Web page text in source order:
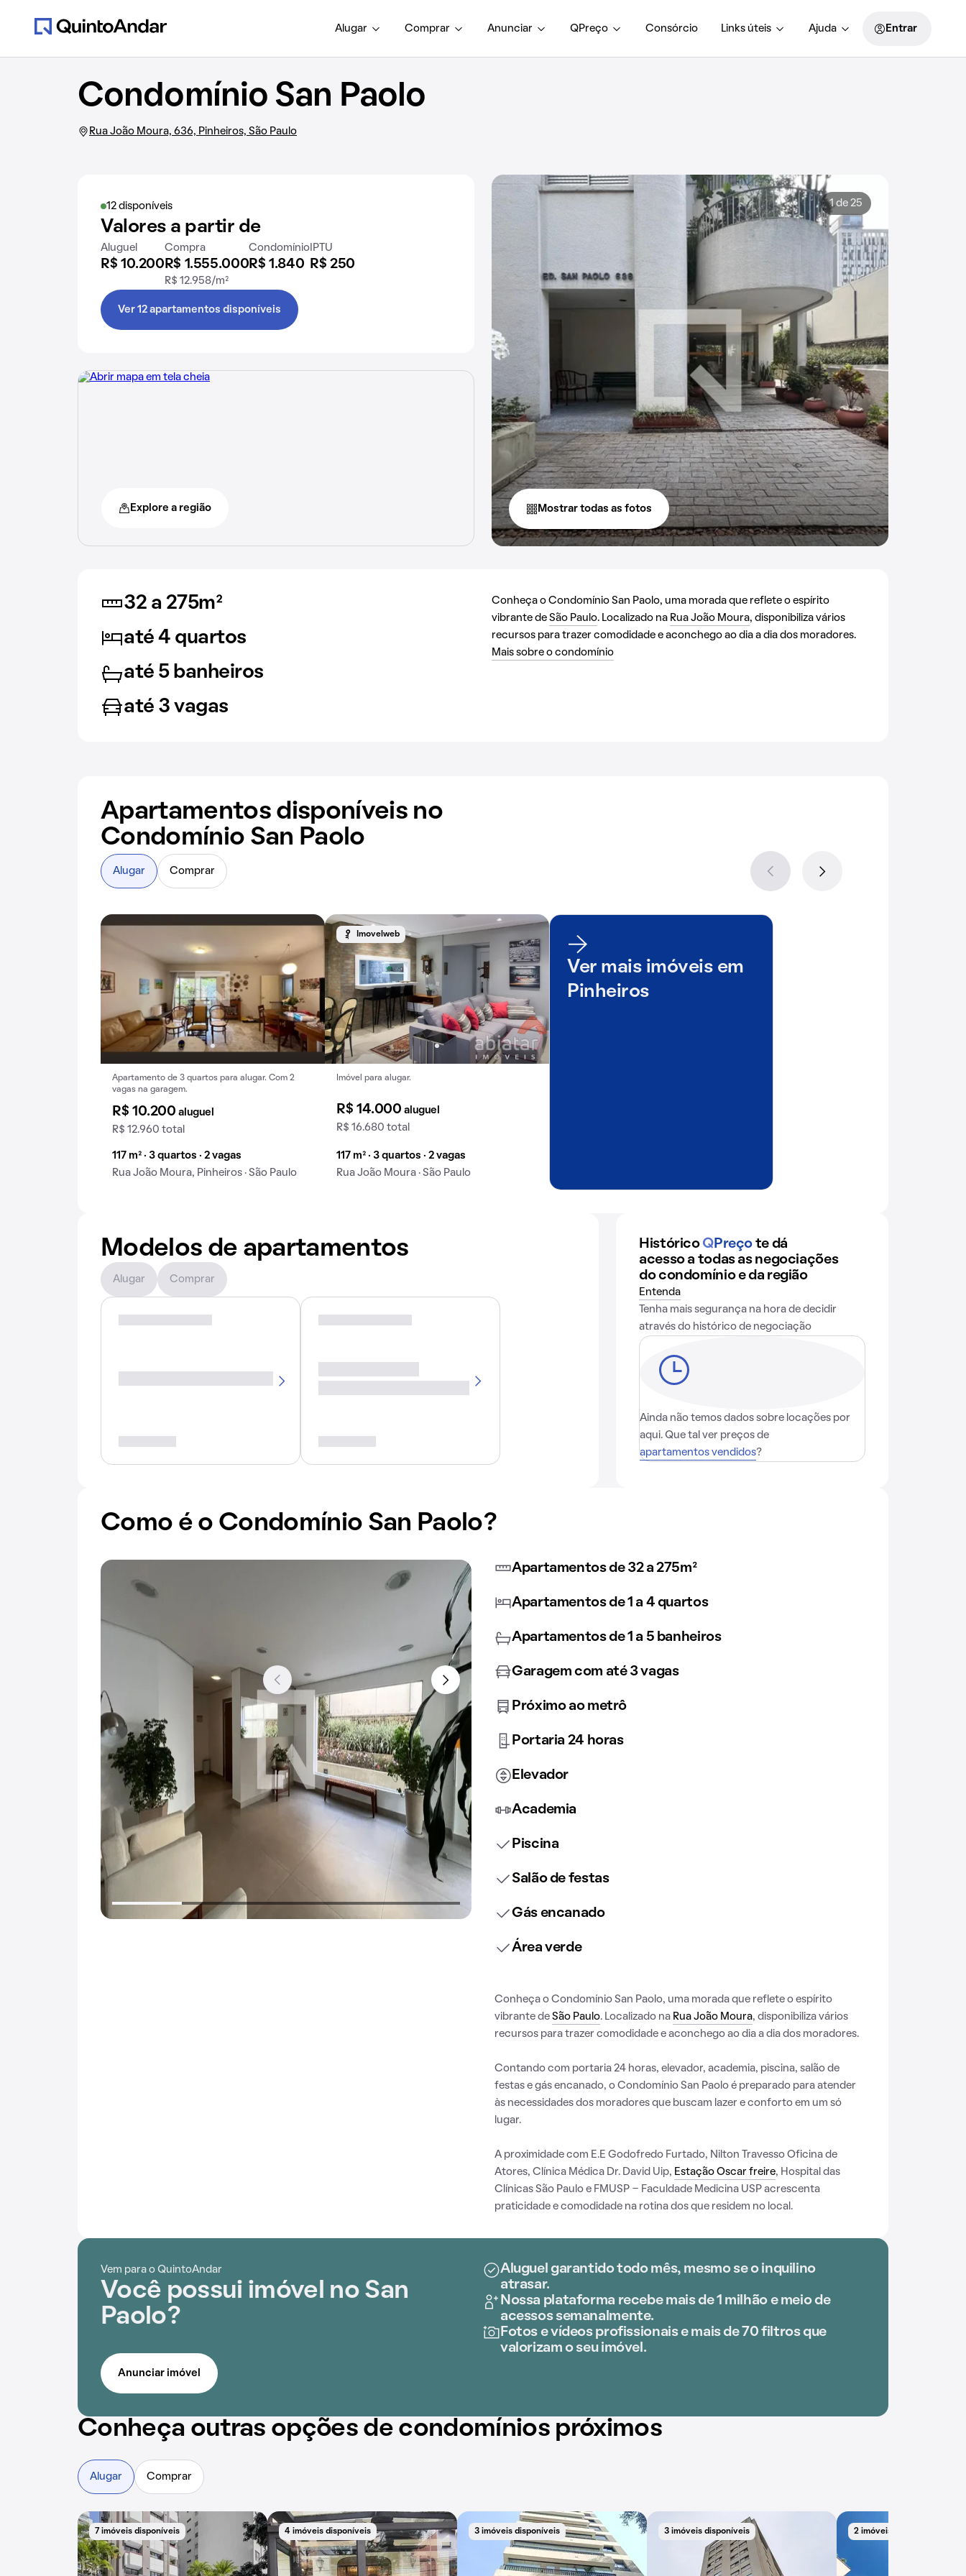
Alugar Comprar Anunciar QPreço Consórcio Links úteis Ajuda Entrar
Condomínio San Paolo
Rua João Moura, 636, Pinheiros, São Paulo
12 disponíveis
Valores a partir de
Aluguel
R$ 10.200
Compra
R$ 1.555.000
R$ 12.958/m²
Condomínio
R$ 1.840
IPTU
R$ 250
Ver 12 apartamentos disponíveis
Explore a região
1 de 25
Mostrar todas as fotos
32 a 275m²
até 4 quartos
até 5 banheiros
até 3 vagas
Conheça o Condomínio San Paolo, uma morada que reflete o espírito
vibrante de São Paulo. Localizado na Rua João Moura, disponibiliza vários
recursos para trazer comodidade e aconchego ao dia a dia dos moradores.
Mais sobre o condomínio
Apartamentos disponíveis no
Condomínio San Paolo
Apartamento de 3 quartos para alugar. Com 2
vagas na garagem.
R$ 10.200aluguel
R$ 12.960 total
117 m² · 3 quartos · 2 vagas
Rua João Moura, Pinheiros · São Paulo
Imovelweb
Imóvel para alugar.
R$ 14.000aluguel
R$ 16.680 total
117 m² · 3 quartos · 2 vagas
Rua João Moura · São Paulo
Ver mais imóveis em
Pinheiros
Alugar Comprar
Modelos de apartamentos
Alugar Comprar
Histórico QPreço te dá
acesso a todas as negociações
do condomínio e da região
Entenda
Tenha mais segurança na hora de decidir
através do histórico de negociação
Ainda não temos dados sobre locações por
aqui. Que tal ver preços de
apartamentos vendidos?
Como é o Condomínio San Paolo?
Apartamentos de 32 a 275m²
Apartamentos de 1 a 4 quartos
Apartamentos de 1 a 5 banheiros
Garagem com até 3 vagas
Próximo ao metrô
Portaria 24 horas
Elevador
Academia
Piscina
Salão de festas
Gás encanado
Área verde
Conheça o Condomínio San Paolo, uma morada que reflete o espírito
vibrante de São Paulo. Localizado na Rua João Moura, disponibiliza vários
recursos para trazer comodidade e aconchego ao dia a dia dos moradores.
Contando com portaria 24 horas, elevador, academia, piscina, salão de
festas e gás encanado, o Condomínio San Paolo é preparado para atender
às necessidades dos moradores que buscam lazer e conforto em um só
lugar.
A proximidade com E.E Godofredo Furtado, Nilton Travesso Oficina de
Atores, Clínica Médica Dr. David Uip, Estação Oscar freire, Hospital das
Clínicas São Paulo e FMUSP - Faculdade Medicina USP acrescenta
praticidade e comodidade na rotina dos que residem no local.
Vem para o QuintoAndar
Você possui imóvel no San
Paolo?
Aluguel garantido todo mês, mesmo se o inquilino
atrasar.
Nossa plataforma recebe mais de 1 milhão e meio de
acessos semanalmente.
Fotos e vídeos profissionais e mais de 70 filtros que
valorizam o seu imóvel.
Anunciar imóvel
Conheça outras opções de condomínios próximos
Alugar Comprar
7 imóveis disponíveis 4 imóveis disponíveis 3 imóveis disponíveis 3 imóveis disponíveis 2 imóveis disponíveis